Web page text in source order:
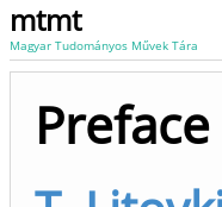
mtmt
Magyar Tudományos Művek Tára
Preface